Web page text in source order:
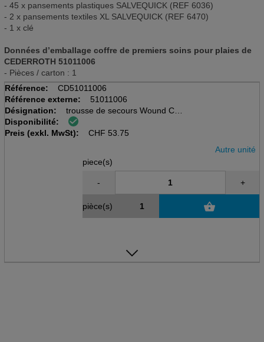
- 45 x pansements plastiques SALVEQUICK (REF 6036)
- 2 x pansements textiles XL SALVEQUICK (REF 6470)
- 1 x clé
Données d’emballage coffre de premiers soins pour plaies de
CEDERROTH 51011006
- Pièces / carton : 1
Référence:
CD51011006
Référence externe:
51011006
Désignation:
trousse de secours Wound Care
Wound Care Dispenser
Cederroth
Disponibilité:
Preis (exkl. MwSt):
CHF 53.75
Autre unité
piece(s)
- +
pièce(s)